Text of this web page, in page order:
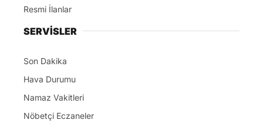
Resmi İlanlar
SERVİSLER
Son Dakika
Hava Durumu
Namaz Vakitleri
Nöbetçi Eczaneler